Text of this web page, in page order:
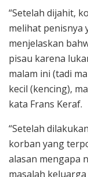
“Setelah dijahit,
melihat penisnya
menjelaskan
pisau karena
malam ini (tadi
kecil (kencing),
kata Frans Keraf.
“Setelah
korban yang
alasan mengapa
masalah